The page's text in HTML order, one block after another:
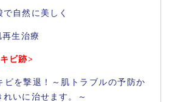
で自然に美しく
再生治療
ビ跡>
ビを撃退！～肌トラブルの予防か
れいに治せます。～